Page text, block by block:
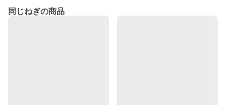
同じねぎの商品